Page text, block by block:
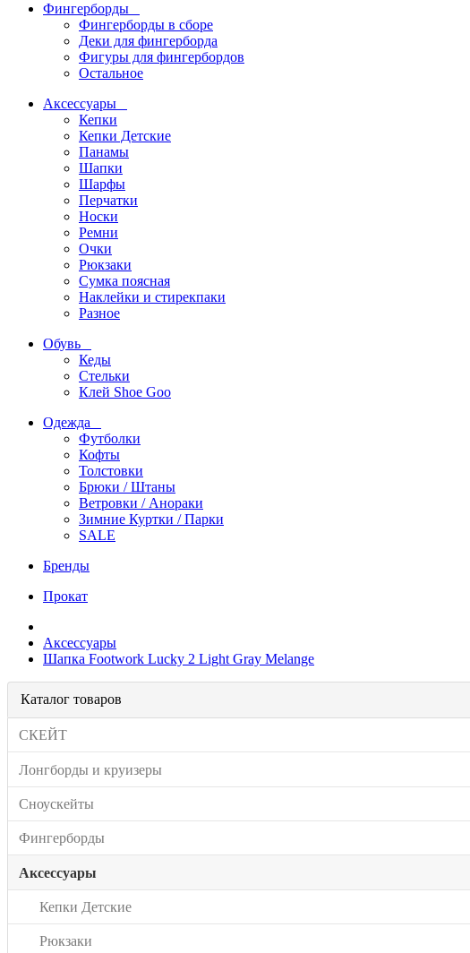
Фингерборды
Фингерборды в сборе
Деки для фингерборда
Фигуры для фингербордов
Остальное
Аксессуары
Кепки
Кепки Детские
Панамы
Шапки
Шарфы
Перчатки
Носки
Ремни
Очки
Рюкзаки
Сумка поясная
Наклейки и стирекпаки
Разное
Обувь
Кеды
Стельки
Клей Shoe Goo
Одежда
Футболки
Кофты
Толстовки
Брюки / Штаны
Ветровки / Анораки
Зимние Куртки / Парки
SALE
Бренды
Прокат
Аксессуары
Шапка Footwork Lucky 2 Light Gray Melange
Каталог товаров
СКЕЙТ
Лонгборды и круизеры
Сноускейты
Фингерборды
Аксессуары
Кепки Детские
Рюкзаки